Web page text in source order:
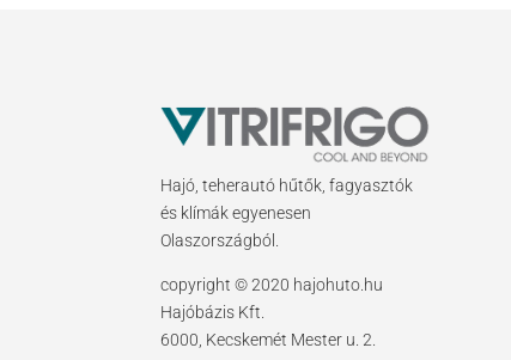
Hajó, teherautó hűtők, fagyasztók
és klímák egyenesen
Olaszországból.
copyright © 2020 hajohuto.hu
Hajóbázis Kft.
6000, Kecskemét Mester u. 2.